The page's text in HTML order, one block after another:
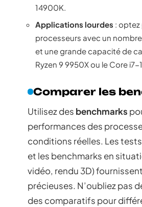
14900K.
Applications lourdes : optez
processeurs avec un
et une grande capacité de
Ryzen 9 9950X ou le Core i7-
Comparer les
Utilisez des benchmarks
performances des
conditions réelles. Les
et les benchmarks en
vidéo, rendu 3D)
précieuses. N’oubliez pas
des comparatifs pour